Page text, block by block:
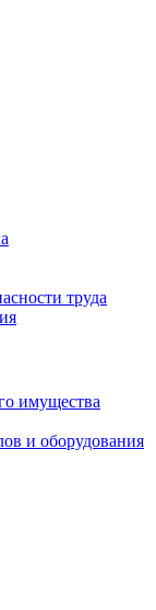
труда
имущества
и оборудования